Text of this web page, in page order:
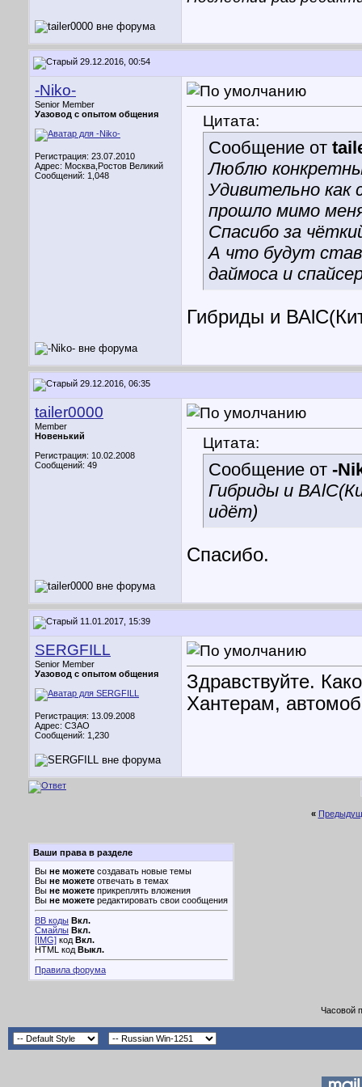
29.12.2016, 00:54
-Niko-
Senior Member
Уазовод с опытом общения
Регистрация: 23.07.2010
Адрес: Москва,Ростов Великий
Сообщений: 1,048
Цитата:
Сообщение от
Люблю
Удивительно как
прошло мимо
Спасибо за
А что будут
даймоса и
Гибриды и
29.12.2016, 06:35
tailer0000
Member
Новенький
Регистрация: 10.02.2008
Сообщений: 49
Цитата:
Сообщение от -
Гибриды и
идёт)
Спасибо.
11.01.2017, 15:39
SERGFILL
Senior Member
Уазовод с опытом общения
Регистрация: 13.09.2008
Адрес: СЗАО
Сообщений: 1,230
Здравствуйте.
Хантерам,
«
Ваши права в разделе
Вы не можете создавать новые темы
Вы не можете отвечать в темах
Вы не можете прикреплять вложения
Вы не можете редактировать свои сообщения
BB коды Вкл.
Смайлы Вкл.
[IMG] код Вкл.
HTML код Выкл.
Правила форума
Часовой